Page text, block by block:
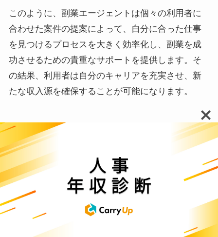
このように、副業エージェントは個々の利用者に
合わせた案件の提案によって、自分に合った仕事
を見つけるプロセスを大きく効率化し、副業を成
功させるための貴重なサポートを提供します。そ
の結果、利用者は自分のキャリアを充実させ、新
たな収入源を確保することが可能になります。
自分で営業する手間が省ける
副業エージェントを使うメリットは、自分で営業
する手間が省けることです。
副業エージェントを利用することで、自分で企業
を一から探して営業する必要がなくなるという大